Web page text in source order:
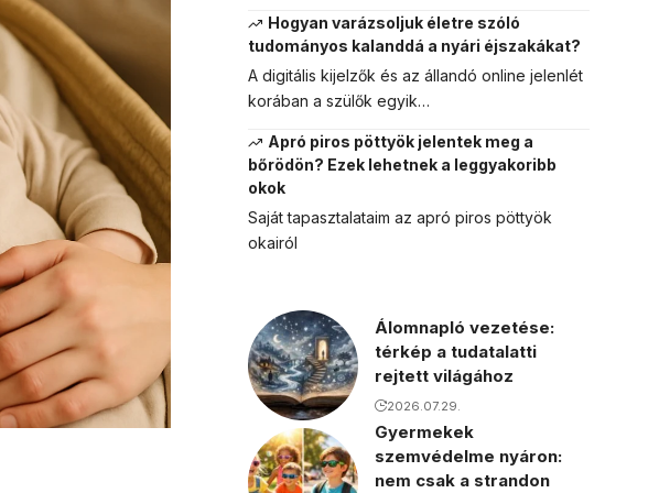
Hogyan varázsoljuk életre szóló
tudományos kalanddá a nyári éjszakákat?
A digitális kijelzők és az állandó online jelenlét
korában a szülők egyik…
Apró piros pöttyök jelentek meg a
bőrödön? Ezek lehetnek a leggyakoribb
okok
Saját tapasztalataim az apró piros pöttyök
okairól
Álomnapló vezetése:
térkép a tudatalatti
rejtett világához
2026.07.29.
Gyermekek
szemvédelme nyáron:
nem csak a strandon